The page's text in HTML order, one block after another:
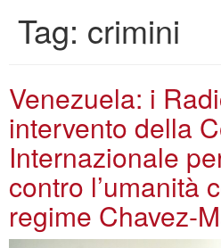
Tag: crimini
Venezuela: i
intervento della
Internazionale
contro l’umanità
regime Chavez-